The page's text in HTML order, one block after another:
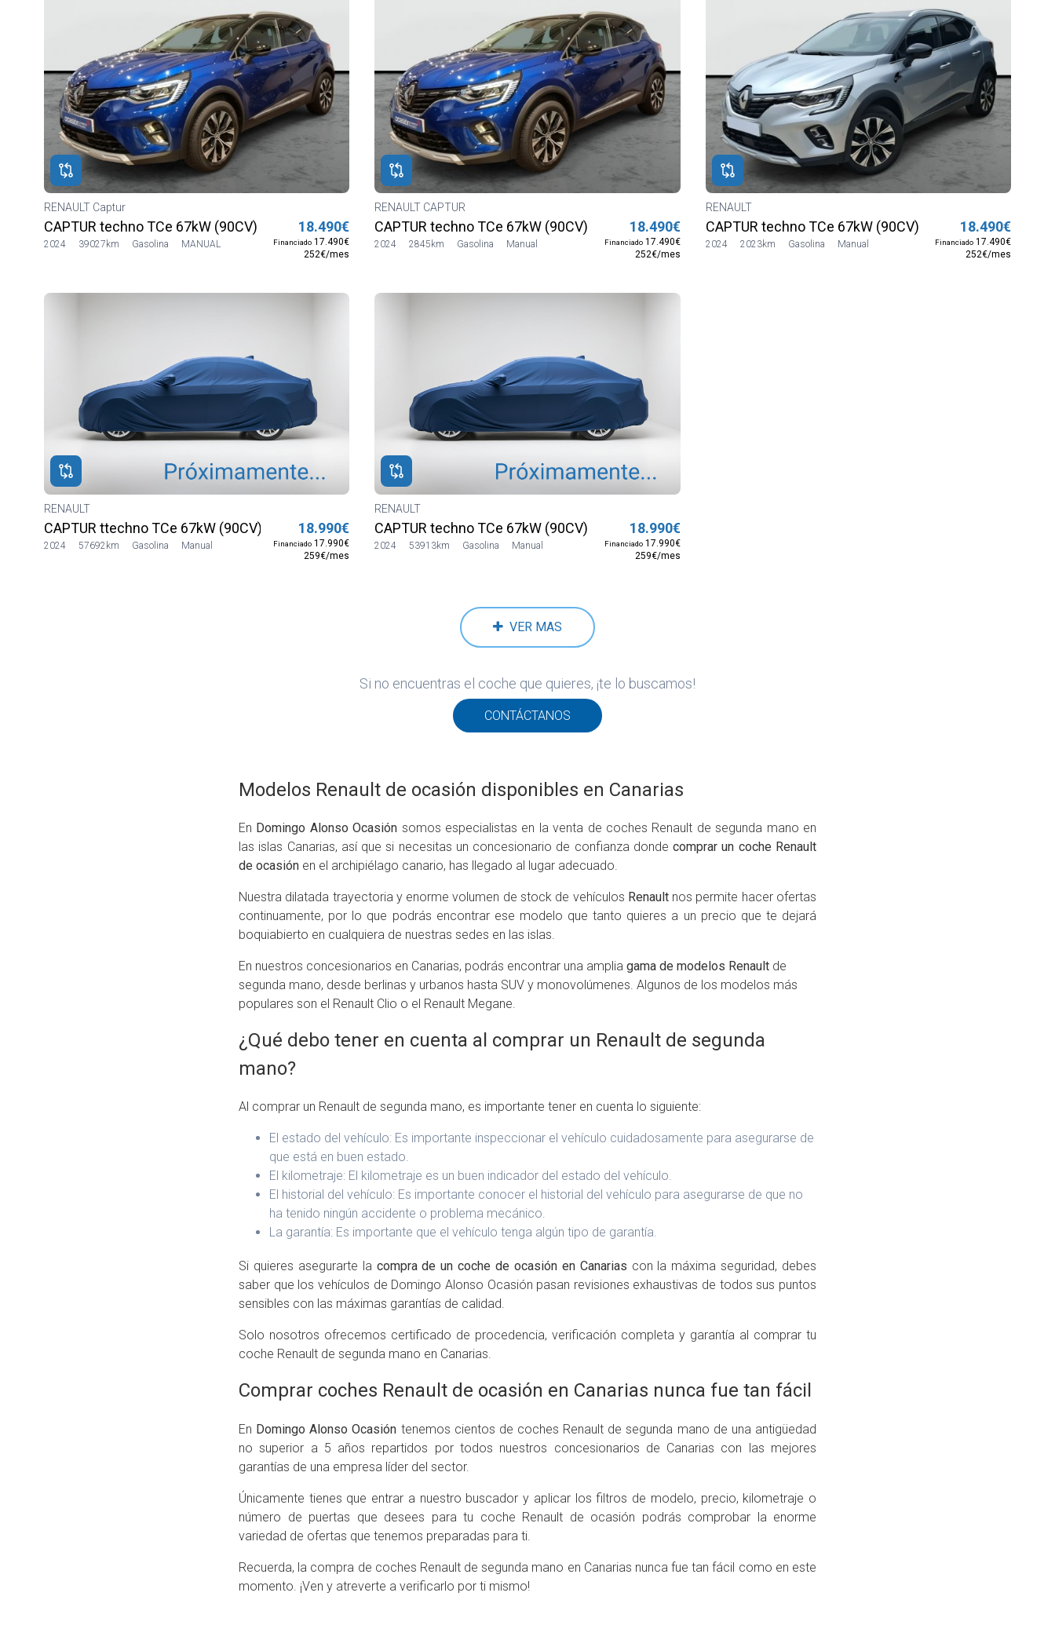
RENAULT Captur
CAPTUR techno TCe 67kW (90CV)
2024 39027km Gasolina MANUAL
18.490€
Financiado 17.490€
252€/mes
RENAULT CAPTUR
CAPTUR techno TCe 67kW (90CV)
2024 2845km Gasolina Manual
18.490€
Financiado17.490€
252€/mes
RENAULT
CAPTUR techno TCe 67kW (90CV)
2024 2023km Gasolina Manual
18.490€
Financiado17.490€
252€/mes
RENAULT
CAPTUR ttechno TCe 67kW (90CV)
2024 57692km Gasolina Manual
18.990€
Financiado 17.990€
259€/mes
RENAULT
CAPTUR techno TCe 67kW (90CV)
2024 53913km Gasolina Manual
18.990€
Financiado17.990€
259€/mes
VER MAS
Si no encuentras el coche que quieres, ¡te lo buscamos!
CONTÁCTANOS
Modelos Renault de ocasión disponibles en Canarias
En Domingo Alonso Ocasión somos especialistas en la venta de coches Renault de segunda mano en
las islas Canarias, así que si necesitas un concesionario de confianza dondecomprar un coche Renault
de ocasión en el archipiélago canario, has llegado al lugar adecuado.
Nuestra dilatada trayectoria y enorme volumen de stock de vehículos Renaultnos permite hacer ofertas
continuamente, por lo que podrás encontrar ese modelo que tanto quieres a un precio que te dejará
boquiabierto en cualquiera de nuestras sedes en las islas.
En nuestros concesionarios en Canarias, podrás encontrar una amplia gama de modelos Renault de
segunda mano, desde berlinas y urbanos hasta SUV y monovolúmenes. Algunos de los modelos más
populares son el Renault Clio o el Renault Megane.
¿Qué debo tener en cuenta al comprar un Renault de segunda
mano?
Al comprar un Renault de segunda mano, es importante tener en cuenta lo siguiente:
El estado del vehículo: Es importante inspeccionar el vehículo cuidadosamente para asegurarse de
que está en buen estado.
El kilometraje: El kilometraje es un buen indicador del estado del vehículo.
El historial del vehículo: Es importante conocer el historial del vehículo para asegurarse de que no
ha tenido ningún accidente o problema mecánico.
La garantía: Es importante que el vehículo tenga algún tipo de garantía.
Si quieres asegurarte la compra de un coche de ocasión en Canarias con la máxima seguridad, debes
saber que los vehículos de Domingo Alonso Ocasión pasan revisiones exhaustivas de todos sus puntos
sensibles con las máximas garantías de calidad.
Solo nosotros ofrecemos certificado de procedencia, verificación completa y garantía al comprar tu
coche Renault de segunda mano en Canarias.
Comprar coches Renault de ocasión en Canarias nunca fue tan fácil
En Domingo Alonso Ocasión tenemos cientos de coches Renault de segunda mano de una antigüedad
no superior a 5 años repartidos por todos nuestros concesionarios de Canarias con las mejores
garantías de una empresa líder del sector.
Únicamente tienes que entrar a nuestro buscador y aplicar los filtros de modelo, precio, kilometraje o
número de puertas que desees para tu coche Renault de ocasión podrás comprobar la enorme
variedad de ofertas que tenemos preparadas para ti.
Recuerda, la compra de coches Renault de segunda mano en Canarias nunca fue tan fácil como en este
momento. ¡Ven y atreverte a verificarlo por ti mismo!